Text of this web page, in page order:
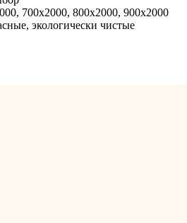
700x2000, 800x2000, 900x2000
экологически чистые